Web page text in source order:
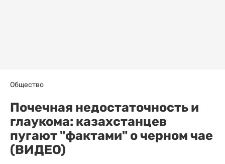
Общество
Почечная недостаточность и
глаукома: казахстанцев
пугают "фактами" о черном чае
(ВИДЕО)